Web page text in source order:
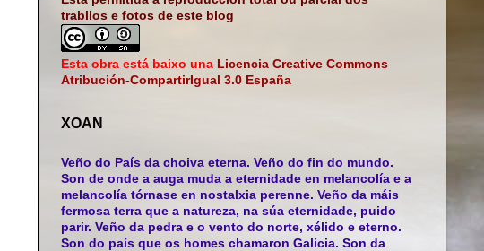
trabllos e fotos de este blog
Esta obra está baixo una Licencia Creative Commons
Atribución-CompartirIgual 3.0 España
XOAN
Veño do País da choiva eterna. Veño do fin do mundo.
Son de onde a auga muda a eternidade en melancolía e a
melancolía tórnase en nostalxia perenne. Veño da máis
fermosa terra que a natureza, na súa eternidade, puido
parir. Veño da pedra e o vento do norte, xélido e eterno.
Son do país que os homes chamaron Galicia. Son da